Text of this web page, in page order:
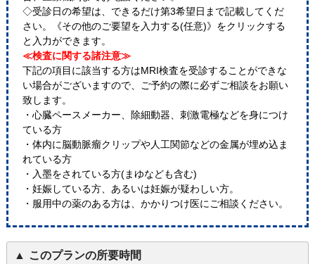
◇受診日の希望は、できるだけ第3希望日まで記載してくだ
さい。《その他のご要望を入力する(任意)》をクリックする
と入力ができます。
≪検査に関する諸注意≫
下記の項目に該当する方はMRI検査を受診することができな
い場合がございますので、ご予約の際に必ずご相談をお願い
致します。
・心臓ペースメーカー、除細動器、刺激電極などを身につけ
ている方
・体内に脳動脈瘤クリップや人工関節などの金属が埋め込ま
れている方
・入墨をされている方(まゆなども含む)
・妊娠している方、あるいは妊娠が疑わしい方。
・服用中の薬のある方は、かかりつけ医にご相談ください。
このプランの所要時間